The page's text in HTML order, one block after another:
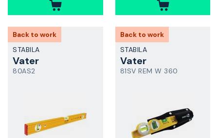
Back to work
STABILA
Vater
80AS2
Back to work
STABILA
Vater
81SV REM W 360